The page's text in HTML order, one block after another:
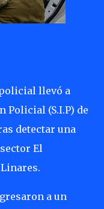
llevó a
Policial (S.I.P) de
detectar una
El
a un